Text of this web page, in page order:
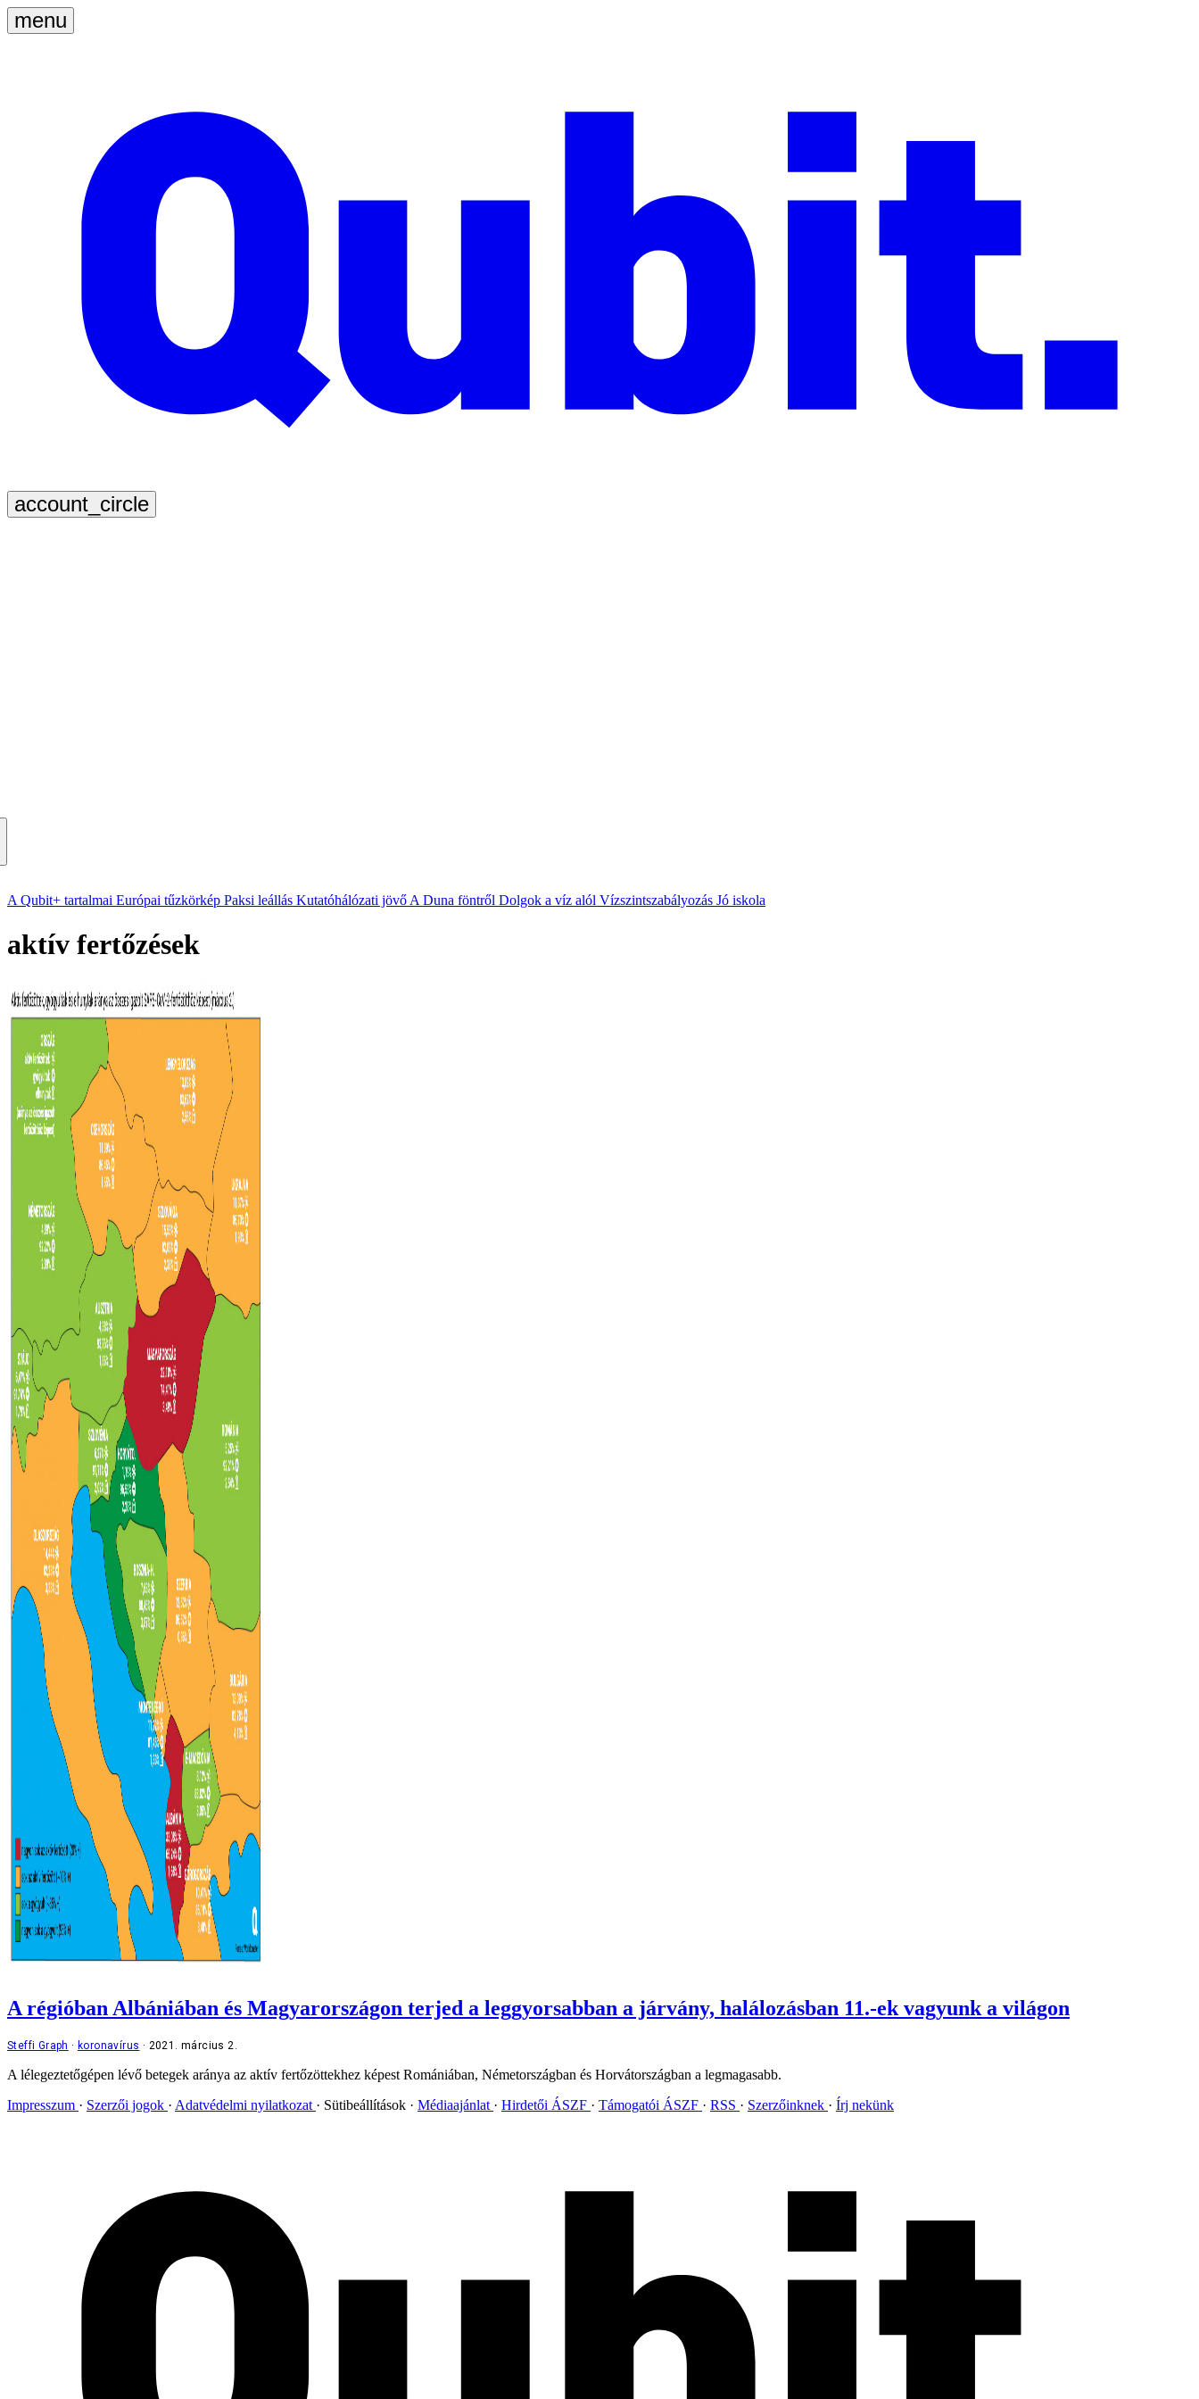
A Qubit+ tartalmai Európai tűzkörkép Paksi leállás Kutatóhálózati jövő A Duna föntről Dolgok a víz alól Vízszintszabályozás Jó iskola
aktív fertőzések
A régióban Albániában és Magyarországon terjed a leggyorsabban a járvány, halálozásban 11.-ek vagyunk a világon
Steffi Graph koronavírus 2021. március 2.
A lélegeztetőgépen lévő betegek aránya az aktív fertőzöttekhez képest Romániában, Németországban és Horvátországban a legmagasabb.
Impresszum
Szerzői jogok Adatvédelmi nyilatkozat Sütibeállítások Médiaajánlat Hirdetői ÁSZF Támogatói ÁSZF RSS Szerzőinknek Írj nekünk